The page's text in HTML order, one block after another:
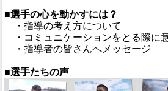
■選手の心を動かすには？
・指導の考え方について
・コミュニケーションをとる際に
・指導者の皆さんへメッセージ
■選手たちの声